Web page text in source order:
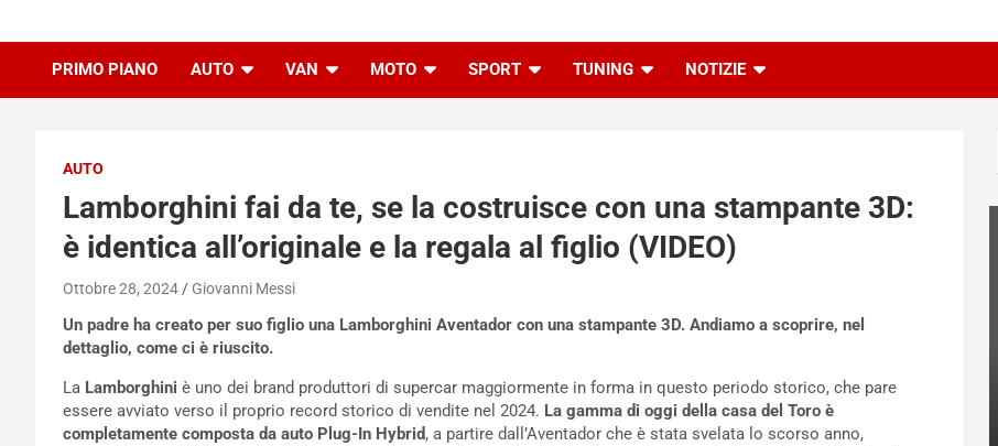
QuattroMania
PRIMO PIANO AUTO VAN MOTO SPORT TUNING NOTIZIE
AUTO
Lamborghini fai da te, se la costruisce con una stampante 3D:
è identica all’originale e la regala al figlio (VIDEO)
Ottobre 28, 2024 Giovanni Messi
Un padre ha creato per suo figlio una Lamborghini Aventador con una stampante 3D. Andiamo a scoprire, nel
dettaglio, come ci è riuscito.
La Lamborghini è uno dei brand produttori di supercar maggiormente in forma in questo periodo storico, che pare
essere avviato verso il proprio record storico di vendite nel 2024. La gamma di oggi della casa del Toro è
completamente composta da auto Plug-In Hybrid, a partire dall’Aventador che è stata svelata lo scorso anno,